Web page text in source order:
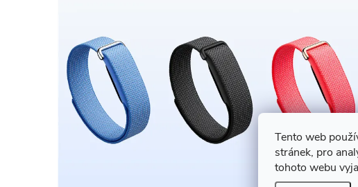
Tento web
stránek, pro
tohoto webu